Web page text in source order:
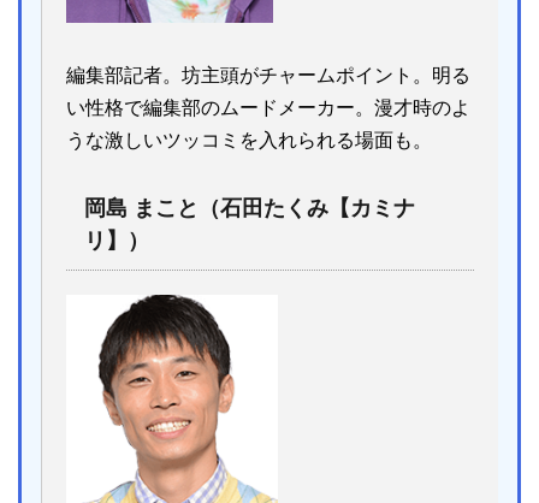
編集部記者。坊主頭がチャームポイント。明る
い性格で編集部のムードメーカー。漫才時のよ
うな激しいツッコミを入れられる場面も。
岡島 まこと（石田たくみ【カミナ
リ】）